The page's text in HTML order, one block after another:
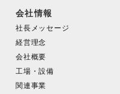
会社情報
社長メッセージ
経営理念
会社概要
工場・設備
関連事業